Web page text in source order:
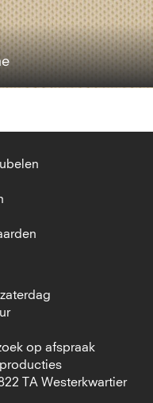
op afspraak
TA Westerkwartier